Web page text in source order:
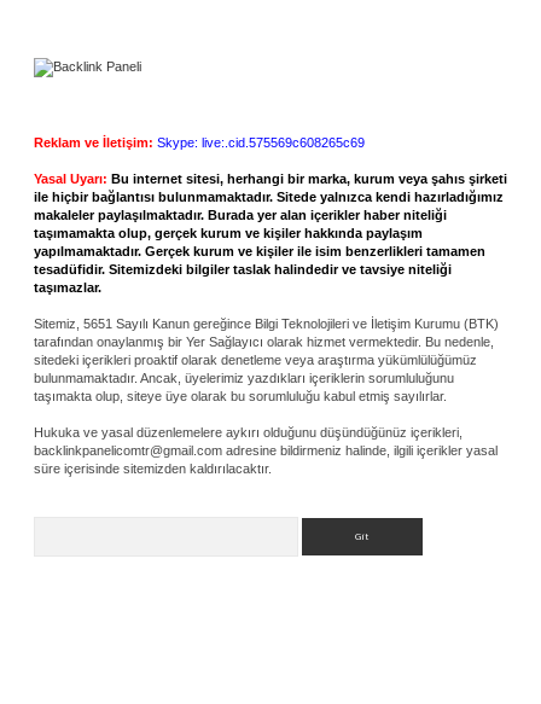
Reklam ve İletişim: Skype: live:.cid.575569c608265c69
Yasal Uyarı: Bu internet sitesi, herhangi bir marka, kurum veya şahıs şirketi
ile hiçbir bağlantısı bulunmamaktadır. Sitede yalnızca kendi hazırladığımız
makaleler paylaşılmaktadır. Burada yer alan içerikler haber niteliği
taşımamakta olup, gerçek kurum ve kişiler hakkında paylaşım
yapılmamaktadır. Gerçek kurum ve kişiler ile isim benzerlikleri tamamen
tesadüfidir. Sitemizdeki bilgiler taslak halindedir ve tavsiye niteliği
taşımazlar.
Sitemiz, 5651 Sayılı Kanun gereğince Bilgi Teknolojileri ve İletişim Kurumu (BTK)
tarafından onaylanmış bir Yer Sağlayıcı olarak hizmet vermektedir. Bu nedenle,
sitedeki içerikleri proaktif olarak denetleme veya araştırma yükümlülüğümüz
bulunmamaktadır. Ancak, üyelerimiz yazdıkları içeriklerin sorumluluğunu
taşımakta olup, siteye üye olarak bu sorumluluğu kabul etmiş sayılırlar.
Hukuka ve yasal düzenlemelere aykırı olduğunu düşündüğünüz içerikleri,
backlinkpanelicomtr@gmail.com adresine bildirmeniz halinde, ilgili içerikler yasal
süre içerisinde sitemizden kaldırılacaktır.